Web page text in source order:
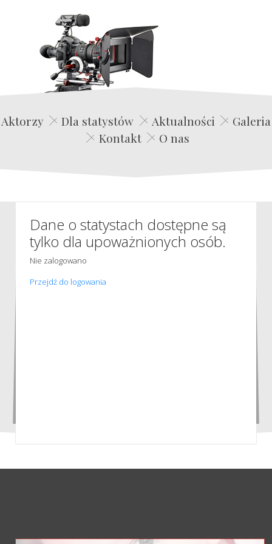
Edwin Film Agencja Aktorska
Aktorzy Dla statystów Aktualności
Galeria
Kontakt
O nas
Dane o statystach dostępne są
tylko dla upoważnionych osób.
Nie zalogowano
Przejdź do logowania